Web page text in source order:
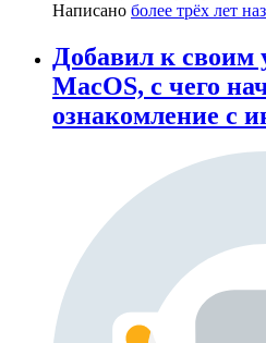
Написано более трёх лет
Добавил к своим
MacOS, с чего
ознакомление с